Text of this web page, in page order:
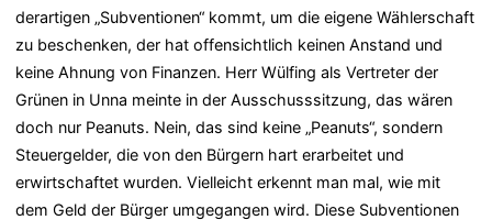
derartigen „Subventionen“ kommt, um die eigene Wählerschaft
zu beschenken, der hat offensichtlich keinen Anstand und
keine Ahnung von Finanzen. Herr Wülfing als Vertreter der
Grünen in Unna meinte in der Ausschusssitzung, das wären
doch nur Peanuts. Nein, das sind keine „Peanuts“, sondern
Steuergelder, die von den Bürgern hart erarbeitet und
erwirtschaftet wurden. Vielleicht erkennt man mal, wie mit
dem Geld der Bürger umgegangen wird. Diese Subventionen